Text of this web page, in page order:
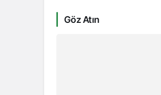
Göz Atın